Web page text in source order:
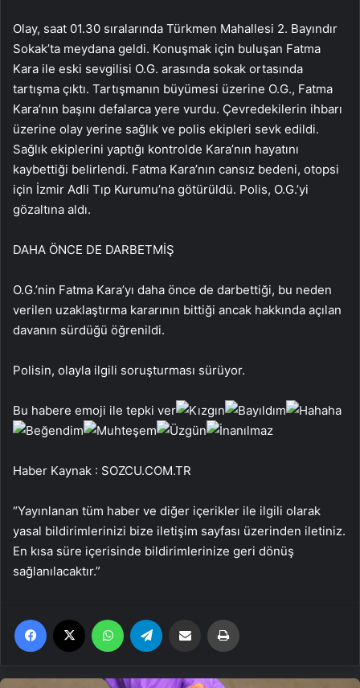
Olay, saat 01.30 sıralarında Türkmen Mahallesi 2. Bayındır
Sokak’ta meydana geldi. Konuşmak için buluşan Fatma
Kara ile eski sevgilisi O.G. arasında sokak ortasında
tartışma çıktı. Tartışmanın büyümesi üzerine O.G., Fatma
Kara’nın başını defalarca yere vurdu. Çevredekilerin ihbarı
üzerine olay yerine sağlık ve polis ekipleri sevk edildi.
Sağlık ekiplerini yaptığı kontrolde Kara’nın hayatını
kaybettiği belirlendi. Fatma Kara’nın cansız bedeni, otopsi
için İzmir Adli Tıp Kurumu’na götürüldü. Polis, O.G.’yi
gözaltına aldı.
DAHA ÖNCE DE DARBETMİŞ
O.G.’nin Fatma Kara’yı daha önce de darbettiği, bu neden
verilen uzaklaştırma kararının bittiği ancak hakkında açılan
davanın sürdüğü öğrenildi.
Polisin, olayla ilgili soruşturması sürüyor.
Bu habere emoji ile tepki ver
Haber Kaynak : SOZCU.COM.TR
“Yayınlanan tüm haber ve diğer içerikler ile ilgili olarak
yasal bildirimlerinizi bize iletişim sayfası üzerinden iletiniz.
En kısa süre içerisinde bildirimlerinize geri dönüş
sağlanılacaktır.”
Facebook WhatsApp Email'den paylaş